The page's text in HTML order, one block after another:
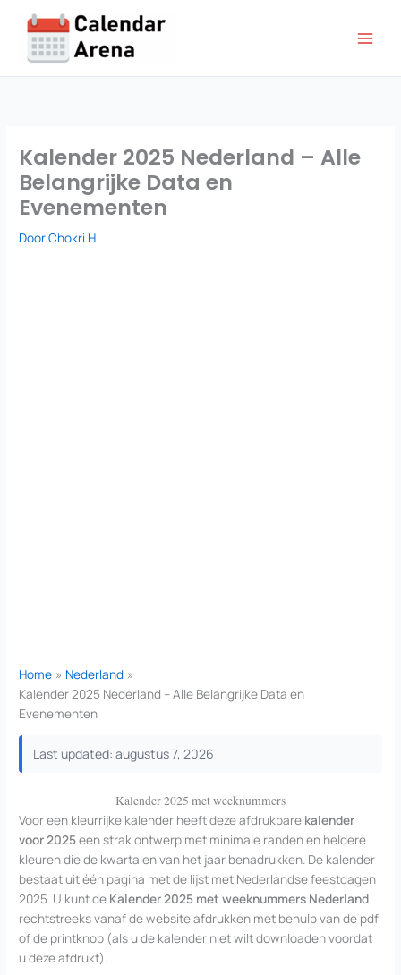
inhoud
Kalender 2025 Nederland – Alle
Belangrijke Data en
Evenementen
DoorChokri.H
Home
Nederland
Kalender 2025 Nederland – Alle Belangrijke Data en
Evenementen
Last updated: augustus 7, 2026
Kalender 2025 met weeknummers
Voor een kleurrijke kalender heeft deze afdrukbare kalender
voor 2025een strak ontwerp met minimale randen en heldere
kleuren die de kwartalen van het jaar benadrukken. De kalender
bestaat uit één pagina met de lijst met Nederlandse feestdagen
2025. U kunt de Kalender 2025 met weeknummers Nederland
rechtstreeks vanaf de website afdrukken met behulp van de pdf
of de printknop (als u de kalender niet wilt downloaden voordat
u deze afdrukt).